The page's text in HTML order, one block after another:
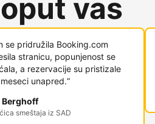
vas
se pridružila Booking.com
stranicu, popunjenost se
a rezervacije su pristizale
unapred.“
Berghoff
smeštaja iz SAD